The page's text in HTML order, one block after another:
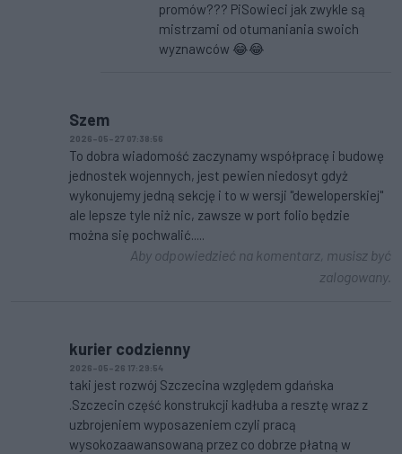
promów??? PiSowieci jak zwykle są
mistrzami od otumaniania swoich
wyznawców 😂😂
Szem
2026-05-27 07:38:56
To dobra wiadomość zaczynamy współpracę i budowę
jednostek wojennych, jest pewien niedosyt gdyż
wykonujemy jedną sekcję i to w wersji "deweloperskiej"
ale lepsze tyle niż nic, zawsze w port folio będzie
można się pochwalić.....
Aby odpowiedzieć na komentarz, musisz być
zalogowany.
kurier codzienny
2026-05-26 17:29:54
taki jest rozwój Szczecina względem gdańska
.Szczecin część konstrukcji kadłuba a resztę wraz z
uzbrojeniem wyposazeniem czyli pracą
wysokozaawansowaną przez co dobrze płatną w